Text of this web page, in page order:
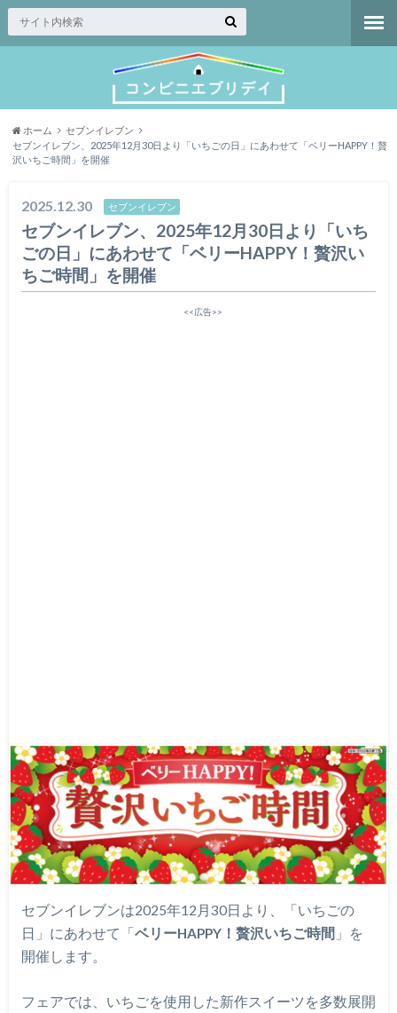
ホーム
セブンイレブン
セブンイレブン、2025年12月30日より「いちごの日」にあわせて「ベリーHAPPY！贅
沢いちご時間」を開催
2025.12.30 セブンイレブン
セブンイレブン、2025年12月30日より「いち
ごの日」にあわせて「ベリーHAPPY！贅沢い
ちご時間」を開催
<<広告>>
セブンイレブンは2025年12月30日より、「いちごの
日」にあわせて「 ベリーHAPPY！贅沢いちご時間 」を
開催します。
フェアでは、いちごを使用した新作スイーツを多数展開